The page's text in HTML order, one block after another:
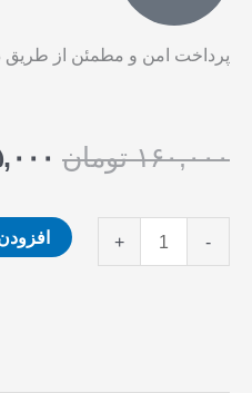
پرداخت امن و مطمئن از طریق
۱۶۰,۰۰۰ تومان
بود.
-
مجموعه
+